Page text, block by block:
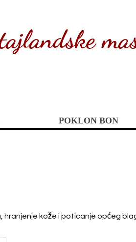
POKLON BON
hranjenje kože i poticanje općeg